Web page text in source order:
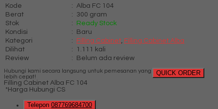
Kode :
Alba FC 104
Berat
:
300 gram
Stok
:
Ready Stock
Kondisi
:
Baru
Kategori
: Filling Cabinet Filling Cabinet Alba
Dilihat
:
1.111 kali
Review
: Belum ada review
QUICK ORDER
Hubungi kami secara langsung untuk pemesanan yang
lebih cepat!
Filling Cabinet Alba FC 104
*Harga Hubungi CS
Telepon 087769684700